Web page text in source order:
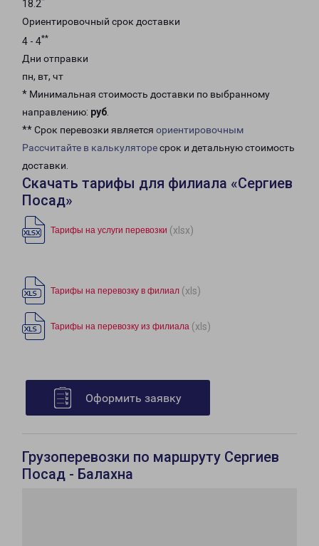
18.2
Ориентировочный срок доставки
4 - 4**
Дни отправки
пн, вт, чт
* Минимальная стоимость доставки по выбранному
направлению: руб.
** Срок перевозки является ориентировочным
Рассчитайте в калькуляторесрок и детальную стоимость
доставки.
Скачать тарифы для филиала «Сергиев
Посад»
Тарифы на услуги перевозки (xlsx)
Тарифы на перевозку в филиал (xls)
Тарифы на перевозку из филиала (xls)
Оформить заявку
Грузоперевозки по маршруту Сергиев
Посад - Балахна